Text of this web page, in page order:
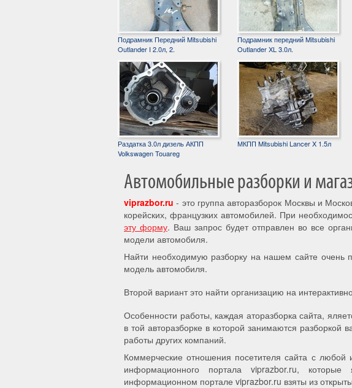
Подрамник Передний Mitsubishi
Outlander I 2.0л, 2.
Подрамник передний Mitsubishi
Outlander XL 3.0л.
Раздатка 3.0л дизель АКПП
Volkswagen Touareg
МКПП Mitsubishi Lancer X 1.5л
Автомобильные разборки и
viprazbor.ru - это группа авторазборок Москвы и
корейских, французких автомобилей. При
эту форму. Ваш запрос будет отправлен во все
модели автомобиля.
Найти необходимую разборку на нашем сайте очень
модель автомобиля.
Второй вариант это найти организацию на
Особенности работы, каждая аторазборка сайта,
в той авторазборке в которой занимаются разборкой
работы других компаний.
Коммерческие отношения посетителя сайта с любой
информационного портала viprazbor.ru,
информационном портале viprazbor.ru взяты из